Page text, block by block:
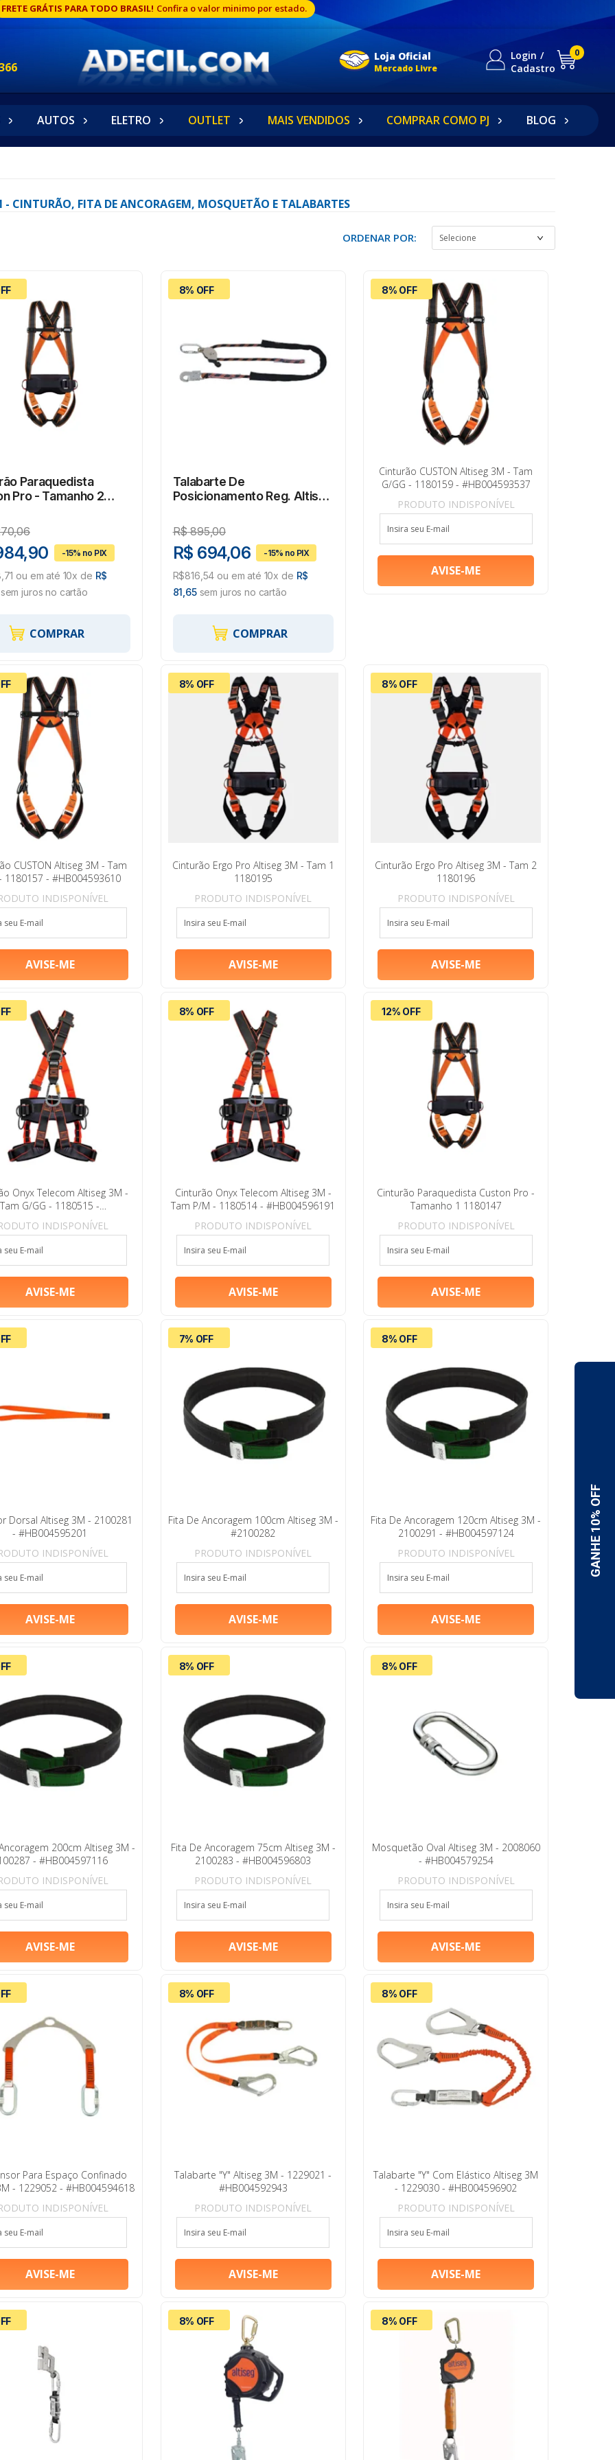
FRETE GRÁTIS PARA TODO BRASIL! Confira o valor minimo por estado.
Loja Oficial
Mercado Livre
Login
Cadastro
0
AUTOS ELETRO OUTLET MAIS VENDIDOS COMPRAR COMO PJ BLOG
- CINTURÃO, FITA DE ANCORAGEM, MOSQUETÃO E TALABARTES
ORDENAR POR:
Paraquedista
Pro - Tamanho 2
ou em até 10x de R$
sem juros no cartão
COMPRAR
8% OFF
Talabarte De
Posicionamento Reg. Altiseg
#HB004592893
R$895,00
R$ 694,06
R$816,54 ou em até 10x de R$
81,65sem juros no cartão
COMPRAR
8% OFF
Cinturão CUSTON Altiseg 3M - Tam
G/GG - 1180159 - #HB004593537
PRODUTO INDISPONÍVEL
CUSTON Altiseg 3M - Tam
1180157 - #HB004593610
INDISPONÍVEL
8% OFF
Cinturão Ergo Pro Altiseg 3M - Tam 1
1180195
PRODUTO INDISPONÍVEL
8% OFF
Cinturão Ergo Pro Altiseg 3M - Tam 2
1180196
PRODUTO INDISPONÍVEL
Onyx Telecom Altiseg 3M -
Tam G/GG - 1180515 -
INDISPONÍVEL
8% OFF
Cinturão Onyx Telecom Altiseg 3M -
Tam P/M - 1180514 - #HB004596191
PRODUTO INDISPONÍVEL
12% OFF
Cinturão Paraquedista Custon Pro -
Tamanho 1 1180147
PRODUTO INDISPONÍVEL
Dorsal Altiseg 3M - 2100281
- #HB004595201
INDISPONÍVEL
7% OFF
Fita De Ancoragem 100cm Altiseg 3M -
#2100282
PRODUTO INDISPONÍVEL
8% OFF
Fita De Ancoragem 120cm Altiseg 3M -
2100291 - #HB004597124
PRODUTO INDISPONÍVEL
200cm Altiseg 3M -
- #HB004597116
INDISPONÍVEL
8% OFF
Fita De Ancoragem 75cm Altiseg 3M -
2100283 - #HB004596803
PRODUTO INDISPONÍVEL
8% OFF
Mosquetão Oval Altiseg 3M - 2008060
- #HB004579254
PRODUTO INDISPONÍVEL
Para Espaço Confinado
- 1229052 - #HB004594618
INDISPONÍVEL
8% OFF
Talabarte "Y" Altiseg 3M - 1229021 -
#HB004592943
PRODUTO INDISPONÍVEL
8% OFF
Talabarte "Y" Com Elástico Altiseg 3M
- 1229030 - #HB004596902
PRODUTO INDISPONÍVEL
8% OFF 8% OFF